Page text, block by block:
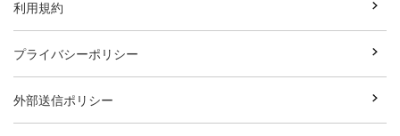
利用規約
プライバシーポリシー
外部送信ポリシー